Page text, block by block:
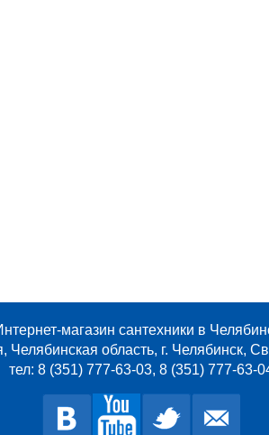
магазин сантехники в
Челябинская область, г. Челябинск,
тел: 8 (351) 777-63-03, 8 (351) 777-63-